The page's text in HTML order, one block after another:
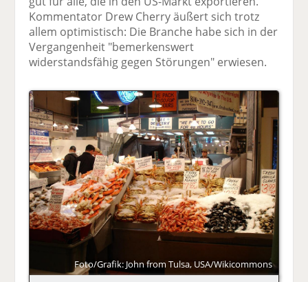
Kommentator Drew Cherry äußert sich trotz
allem optimistisch: Die Branche habe sich in der
Vergangenheit "bemerkenswert
widerstandsfähig gegen Störungen" erwiesen.
Foto/Grafik: John from Tulsa, USA/Wikicommons